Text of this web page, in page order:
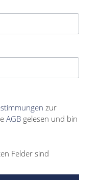
zur
AGB gelesen und bin
Felder sind